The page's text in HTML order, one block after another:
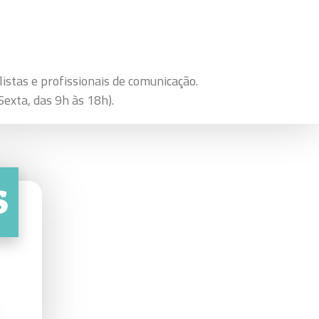
e profissionais de comunicação.
das 9h às 18h).